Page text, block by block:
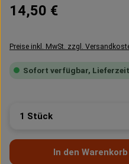
Regulärer Preis:
14,50 €
Preise inkl. MwSt. zzgl.
Sofort verfügbar,
Produkt Anzahl: Gib
In den Warenkorb